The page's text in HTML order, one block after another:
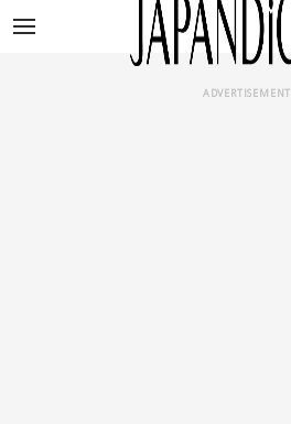
ADVERTISEMENT